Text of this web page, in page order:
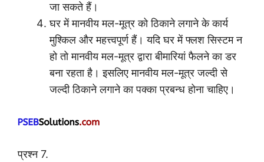
जा सकते हैं।
घर में मानवीय मल-मूत्र को ठिकाने लगाने के कार्य
मुश्किल और महत्त्वपूर्ण हैं। यदि घर में फ्लश सिस्टम न
हो तो मानवीय मल-मूत्र द्वारा बीमारियां फैलने का डर
बना रहता है। इसलिए मानवीय मल-मूत्र जल्दी से
जल्दी ठिकाने लगाने का पक्का प्रबन्ध होना चाहिए।
प्रश्न 7.